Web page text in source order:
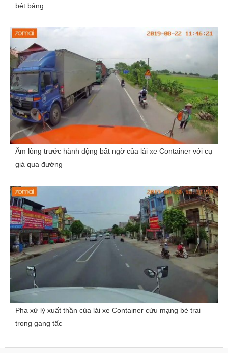
bét bảng
Ấm lòng trước hành động bất ngờ của lái xe Container với cụ
già qua đường
Pha xử lý xuất thần của lái xe Container cứu mạng bé trai
trong gang tấc